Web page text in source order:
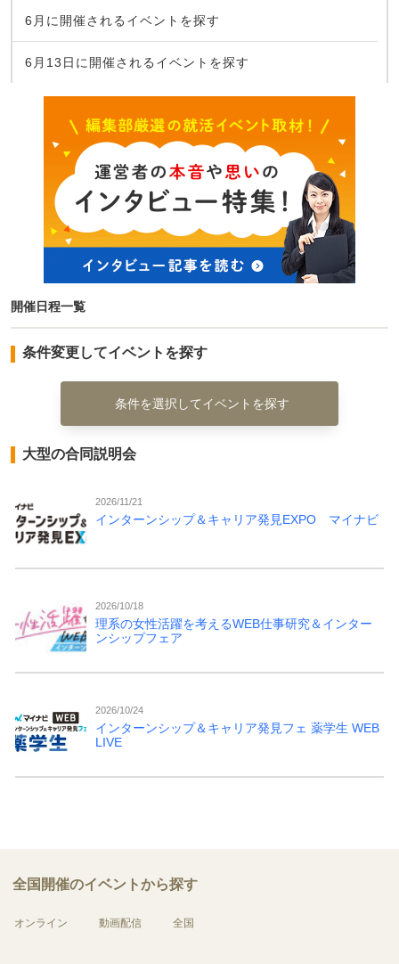
6月に開催されるイベントを探す
6月13日に開催されるイベントを探す
開催日程一覧
条件変更してイベントを探す
条件を選択してイベントを探す
大型の合同説明会
2026/11/21
インターンシップ＆キャリア発見EXPO マイナビ
2026/10/18
理系の女性活躍を考えるWEB仕事研究＆インター
ンシップフェア
2026/10/24
インターンシップ＆キャリア発見フェ 薬学生 WEB
LIVE
全国開催のイベントから探す
オンライン 動画配信 全国